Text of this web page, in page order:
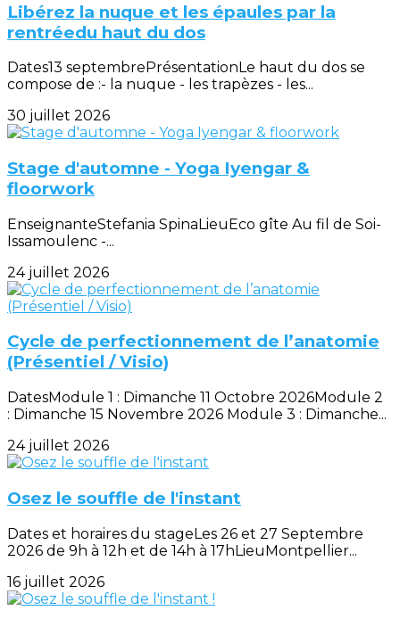
Libérez la nuque et les épaules par la
rentréedu haut du dos
Dates13 septembrePrésentationLe haut du dos se
compose de :- la nuque - les trapèzes - les...
30 juillet 2026
Stage d'automne - Yoga Iyengar &
floorwork
EnseignanteStefania SpinaLieuEco gîte Au fil de Soi-
Issamoulenc -...
24 juillet 2026
Cycle de perfectionnement de l’anatomie
(Présentiel / Visio)
DatesModule 1 : Dimanche 11 Octobre 2026Module 2
: Dimanche 15 Novembre 2026 Module 3 : Dimanche...
24 juillet 2026
Osez le souffle de l'instant
Dates et horaires du stageLes 26 et 27 Septembre
2026 de 9h à 12h et de 14h à 17hLieuMontpellier...
16 juillet 2026